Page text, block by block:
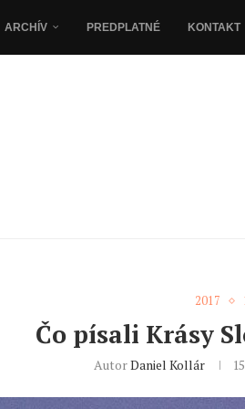
ARCHÍV PREDPLATNÉ KONTAKT
2017
Čo písali Krásy
AutorDaniel Kollár